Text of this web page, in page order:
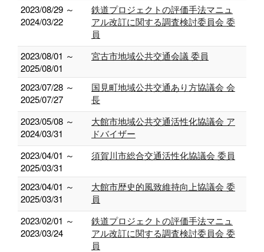
2023/08/29 ～
2024/03/22
鉄道プロジェクトの評価手法マニュ
アル改訂に関する調査検討委員会 委
員
2023/08/01 ～
2025/08/01
宮古市地域公共交通会議 委員
2023/07/28 ～
2025/07/27
国見町地域公共交通あり方協議会 会
長
2023/05/08 ～
2024/03/31
大館市地域公共交通活性化協議会 ア
ドバイザー
2023/04/01 ～
2025/03/31
須賀川市総合交通活性化協議会 委員
2023/04/01 ～
2025/03/31
大館市歴史的風致維持向上協議会 委
員
2023/02/01 ～
2023/03/24
鉄道プロジェクトの評価手法マニュ
アル改訂に関する調査検討委員会 委
員